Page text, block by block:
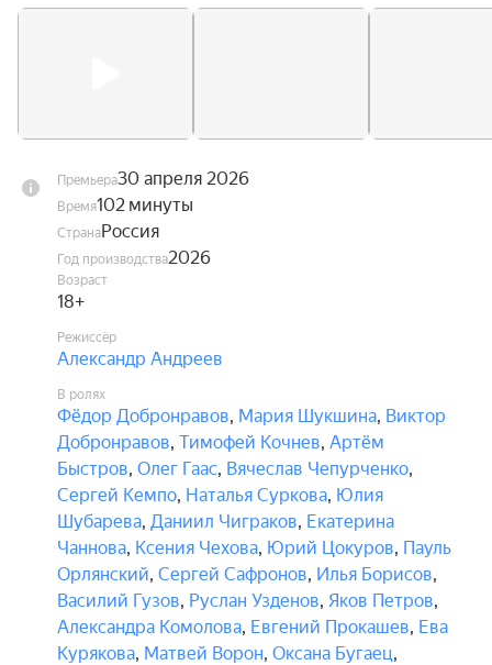
задумал.
Премьера30 апреля 2026
Время102 минуты
СтранаРоссия
Год производства2026
Возраст
18+
Режиссёр
Александр Андреев
В ролях
Фёдор Добронравов, Мария Шукшина, Виктор
Добронравов, Тимофей Кочнев, Артём
Быстров, Олег Гаас, Вячеслав Чепурченко,
Сергей Кемпо, Наталья Суркова, Юлия
Шубарева, Даниил Чиграков, Екатерина
Чаннова, Ксения Чехова, Юрий Цокуров, Пауль
Орлянский, Сергей Сафронов, Илья Борисов,
Василий Гузов, Руслан Узденов, Яков Петров,
Александра Комолова, Евгений Прокашев, Ева
Курякова, Матвей Ворон, Оксана Бугаец,